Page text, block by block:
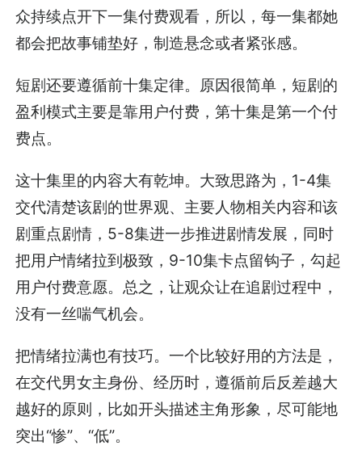
众持续点开下一集付费观看，所以，每一集都她
都会把故事铺垫好，制造悬念或者紧张感。
短剧还要遵循前十集定律。原因很简单，短剧的
盈利模式主要是靠用户付费，第十集是第一个付
费点。
这十集里的内容大有乾坤。大致思路为，1-4集
交代清楚该剧的世界观、主要人物相关内容和该
剧重点剧情，5-8集进一步推进剧情发展，同时
把用户情绪拉到极致，9-10集卡点留钩子，勾起
用户付费意愿。总之，让观众让在追剧过程中，
没有一丝喘气机会。
把情绪拉满也有技巧。一个比较好用的方法是，
在交代男女主身份、经历时，遵循前后反差越大
越好的原则，比如开头描述主角形象，尽可能地
突出“惨”、“低”。